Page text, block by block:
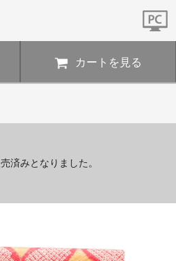
カートを見る
済みとなりました。